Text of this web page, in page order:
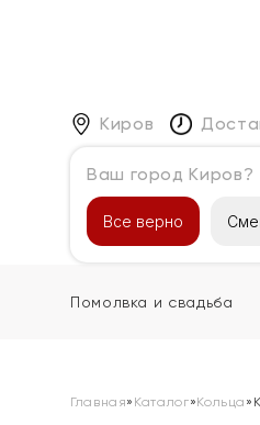
Киров
Ваш город Киров?
Все верно
Каталог
Помолвка и свадьба
Главная» Каталог»Кольца »